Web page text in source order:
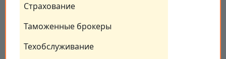
Страхование
Таможенные брокеры
Техобслуживание